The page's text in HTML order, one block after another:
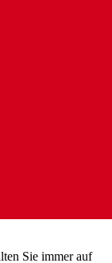
Sie immer auf